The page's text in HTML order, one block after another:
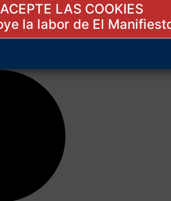
ACEPTE LAS COOKIES